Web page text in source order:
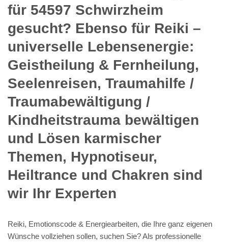
für 54597 Schwirzheim
gesucht? Ebenso für Reiki –
universelle Lebensenergie:
Geistheilung & Fernheilung,
Seelenreisen, Traumahilfe /
Traumabewältigung /
Kindheitstrauma bewältigen
und Lösen karmischer
Themen, Hypnotiseur,
Heiltrance und Chakren sind
wir Ihr Experten
Reiki, Emotionscode & Energiearbeiten, die Ihre ganz eigenen
Wünsche vollziehen sollen, suchen Sie? Als professionelle